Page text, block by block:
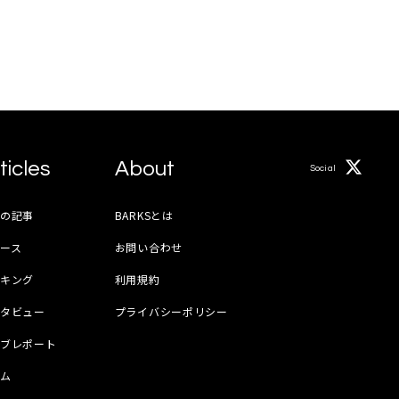
記事
ス
ング
ビュー
レポート
About
BARKSとは
お問い合わせ
利用規約
プライバシーポリシー
Social